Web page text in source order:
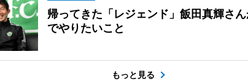
帰ってきた「レジェンド」飯田真輝さ
でやりたいこと
もっと見る